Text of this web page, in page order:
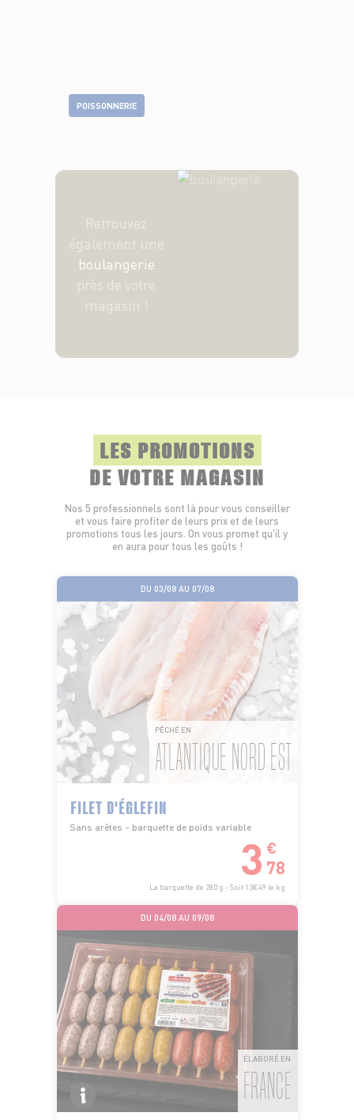
POISSONNERIE
Retrouvez
également une
boulangerie
près de votre
magasin !
LES PROMOTIONS
DE VOTRE MAGASIN
Nos 5 professionnels sont là pour vous conseiller
et vous faire profiter de leurs prix et de leurs
promotions tous les jours. On vous promet qu’il y
en aura pour tous les goûts !
DU 03/08 AU 07/08
PÊCHÉ EN
ATLANTIQUE NORD EST
FILET D'ÉGLEFIN
Sans arêtes - barquette de poids variable
3 €
78
La barquette de 280 g - Soit 13€49 le kg
DU 04/08 AU 09/08
ÉLABORÉ EN
FRANCE